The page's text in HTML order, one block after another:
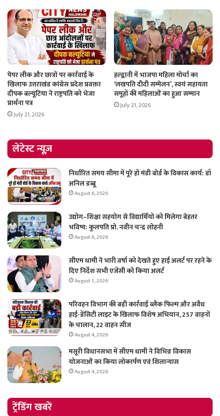
पेपर लीक और छात्रों पर कार्रवाई के
खिलाफ उत्तराखंड कांग्रेस प्रदेश प्रवक्ता
दीपक बल्यूटिया ने राष्ट्रपति को भेजा
प्रार्थना पत्र
July 21, 2026
हल्द्वानी में भाजपा महिला मोर्चा का
‘लखपति दीदी सम्मेलन’, स्वयं सहायता
समूहों की महिलाओं का हुआ सम्मान
July 21, 2026
लेटेस्ट न्यूज़
निर्धारित समय सीमा में पूरे हों मंडी बोर्ड के विकास कार्य: डॉ
अनिल डब्बू
August 6, 2026
उद्योग–शिक्षा सहयोग से विद्यार्थियों को मिलेगा बेहतर
भविष्य: कुलपति प्रो. नवीन चन्द्र लोहनी
August 6, 2026
सीएम धामी ने भारी वर्षा को देखते हुए हाई अलर्ट पर रहने के
दिए निर्देश सभी एजेंसी को किया अलर्ट
August 5, 2026
परिवहन विभाग की बड़ी कार्रवाई ब्लैक फिल्म और अवैध
हाई-डेंसिटी लाइट के खिलाफ विशेष अभियान, 257 वाहनों
के चालान, 22 वाहन सीज
August 4, 2026
मसूरी विधानसभा में सीएम धामी ने विभिन्न विकास
योजनाओं का किया लोकार्पण एवं शिलान्यास
August 4, 2026
ट्रेंडिंग खबरें